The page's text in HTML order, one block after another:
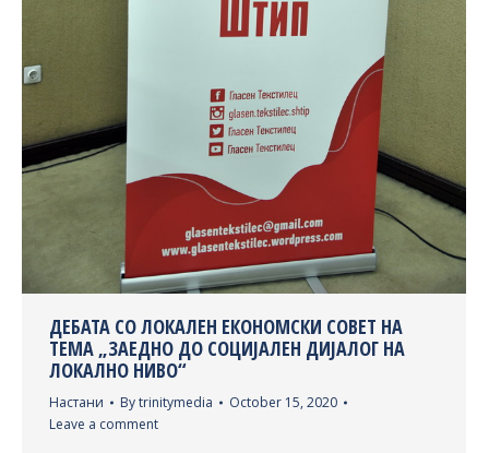
ДЕБАТА СО ЛОКАЛЕН ЕКОНОМСКИ СОВЕТ НА
ТЕМА „ЗАЕДНО ДО СОЦИЈАЛЕН ДИЈАЛОГ НА
ЛОКАЛНО НИВО“
Настани Bytrinitymedia
October 15, 2020
Leave a comment